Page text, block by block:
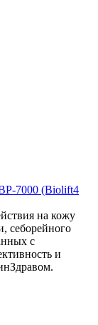
7000 (Biolift4
на кожу
себорейного
с
и